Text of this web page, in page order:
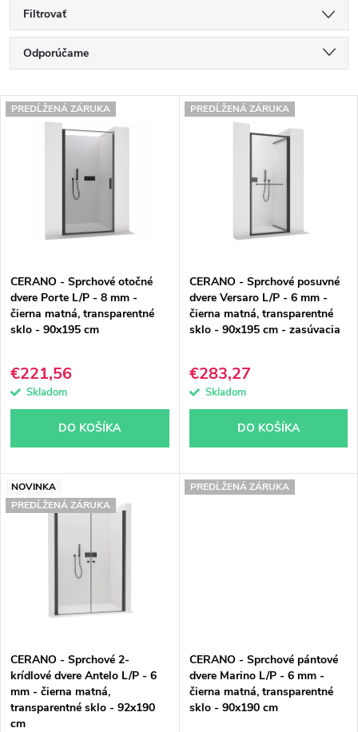
Filtrovať
R
d
p
r
o
d
u
t
o
v
Odporúčame
Najdrahšie
Najpredávanejšie
Abecedne
V
r
o
d
u
t
o
v
PREDĹŽENÁ ZÁRUKA
CERANO - Sprchové otočné
dvere Porte L/P - 8 mm -
čierna matná, transparentné
sklo - 90x195 cm
€221,56
Skladom
DO KOŠÍKA
PREDĹŽENÁ ZÁRUKA
CERANO - Sprchové posuvné
dvere Versaro L/P - 6 mm -
čierna matná, transparentné
sklo - 90x195 cm - zasúvacia
€283,27
Skladom
DO KOŠÍKA
NOVINKA
PREDĹŽENÁ ZÁRUKA
CERANO - Sprchové 2-
krídlové dvere Antelo L/P - 6
mm - čierna matná,
transparentné sklo - 92x190
cm
PREDĹŽENÁ ZÁRUKA
CERANO - Sprchové pántové
dvere Marino L/P - 6 mm -
čierna matná, transparentné
sklo - 90x190 cm